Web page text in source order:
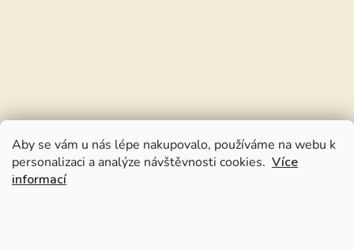
Aby se vám u nás lépe nakupovalo, používáme na webu k
personalizaci a analýze návštěvnosti cookies. Více
informací